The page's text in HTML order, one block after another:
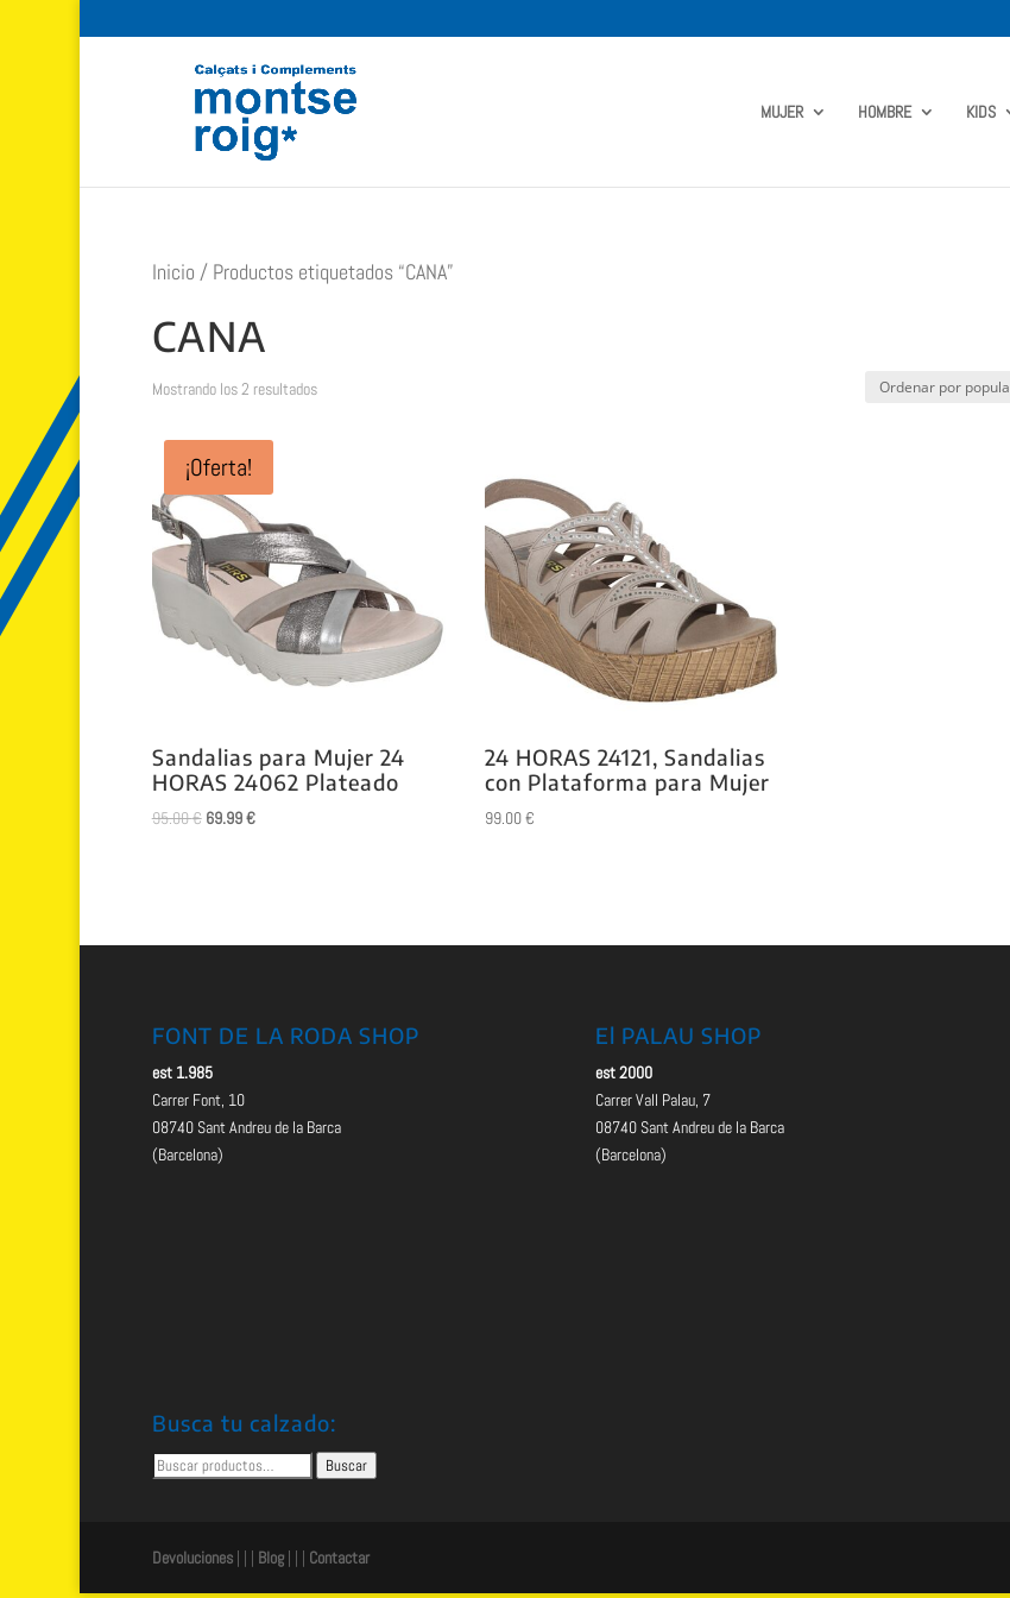
MUJER HOMBRE KIDS
Inicio / Productos etiquetados “CANA”
CANA
Mostrando los 2 resultadosOrdenado
¡Oferta!
Sandalias para Mujer 24
HORAS 24062 Plateado
95.00€ El
69.99€El
24 HORAS 24121, Sandalias
con Plataforma para Mujer
99.00€
FONT DE LA RODA SHOP
est 1.985
Carrer Font, 10
08740 Sant Andreu de la Barca
(Barcelona)
Busca tu calzado:
Buscar
Buscar
El PALAU SHOP
est 2000
Carrer Vall Palau, 7
08740 Sant Andreu de la Barca
(Barcelona)
Devoluciones| | | Blog| | | Contactar